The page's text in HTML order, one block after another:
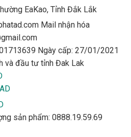
EaKao, Tỉnh Đắk Lắk
Mail nhận hóa
Ngày cấp: 27/01/2021
và đầu tư tỉnh Đak Lak
sản phẩm: 0888.19.59.69